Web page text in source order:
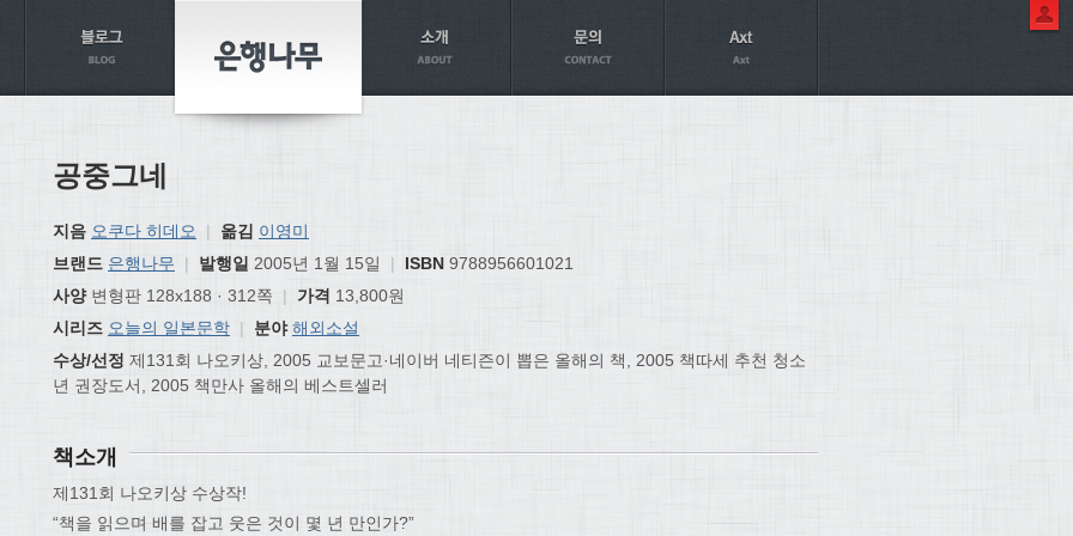
공중그네
지음 오쿠다 히데오 | 옮김 이영미
브랜드 은행나무 | 발행일 2005년 1월 15일 | ISBN 9788956601021
사양변형판 128x188 · 312쪽 | 가격 13,800원
시리즈 오늘의 일본문학 | 분야 해외소설
수상/선정 제131회 나오키상, 2005 교보문고·네이버 네티즌이 뽑은 올해의 책, 2005 책따세 추천 청소
년 권장도서, 2005 책만사 올해의 베스트셀러
책소개
제131회 나오키상 수상작!
“책을 읽으며 배를 잡고 웃은 것이 몇 년 만인가?”